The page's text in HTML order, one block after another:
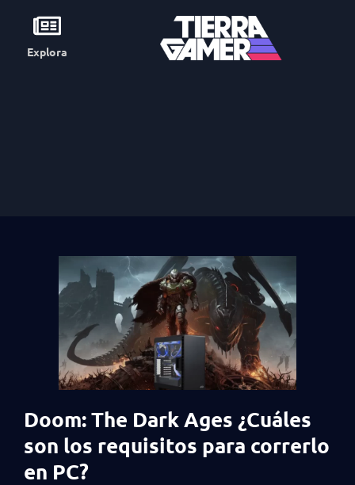
Explora
Doom: The Dark Ages ¿Cuáles
son los requisitos para correrlo
en PC?